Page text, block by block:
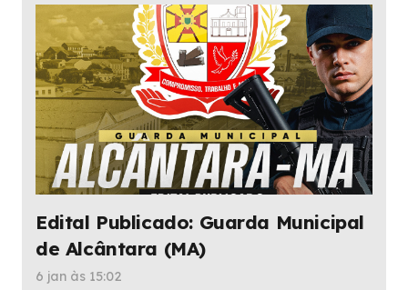
Edital Publicado: Guarda Municipal
de Alcântara (MA)
6 jan às 15:02